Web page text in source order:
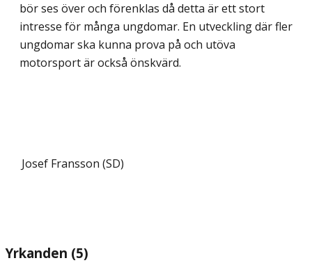
bör ses över och förenklas då detta är ett stort
intresse för många ungdomar. En utveckling där fler
ungdomar ska kunna prova på och utöva
motorsport är också önskvärd.
Josef Fransson (SD)
Yrkanden (5)